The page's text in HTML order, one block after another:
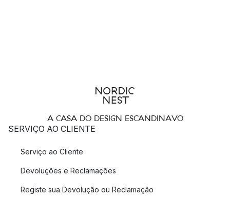
A CASA DO DESIGN ESCANDINAVO
SERVIÇO AO CLIENTE
Serviço ao Cliente
Devoluções e Reclamações
Registe sua Devolução ou Reclamação